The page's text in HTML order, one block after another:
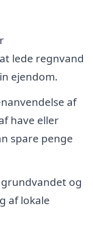
lede regnvand
ejendom.
af
have eller
spare penge
og
af lokale